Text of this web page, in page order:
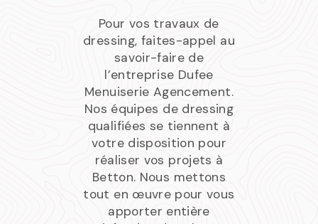
Pour vos travaux de
dressing, faites-appel au
savoir-faire de
l’entreprise Dufee
Menuiserie Agencement.
Nos équipes de dressing
qualifiées se tiennent à
votre disposition pour
réaliser vos projets à
Betton. Nous mettons
tout en œuvre pour vous
apporter entière